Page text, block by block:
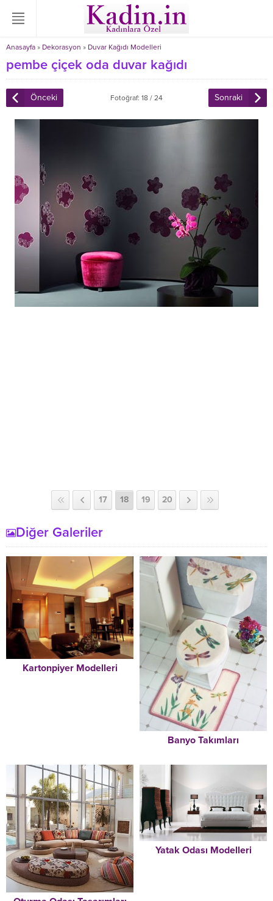
Anasayfa » Dekorasyon » Duvar Kağıdı Modelleri
pembe çiçek oda duvar kağıdı
Önceki Fotoğraf: 18 / 24 Sonraki
17 18 19 20
Diğer Galeriler
Kartonpiyer Modelleri
Banyo Takımları
Yatak Odası Modelleri